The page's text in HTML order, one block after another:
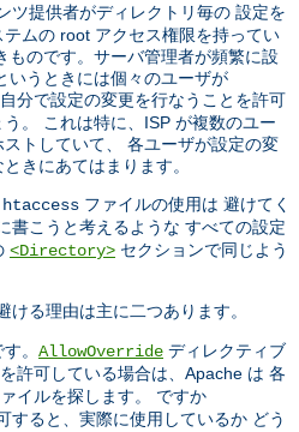
ツ提供者がディレクトリ毎の 設定を
ムの root アクセス権限を持ってい
ものです。サーバ管理者が頻繁に設
いうときには個々のユーザが
分で設定の変更を行なうことを許可
。 これは特に、ISP が複数のユー
トしていて、 各ユーザが設定の変
きにあてはまります。
ファイルの使用は 避けてく
書こうと考えるような すべての設定
<Directory> セクションで同じよう
ける理由は主に二つあります。
。 AllowOverride ディレクティブ
許可している場合は、Apache は 各
イルを探します。 ですか
すると、実際に使用しているか どう